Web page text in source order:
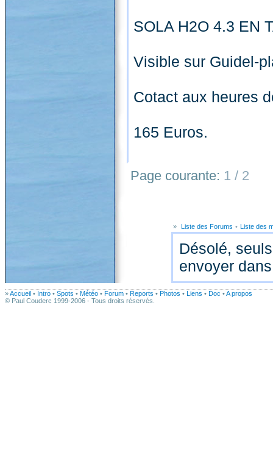
SOLA H2O 4.3 EN
Visible sur Guidel-
Cotact aux heures
165 Euros.
Page courante: 1 / 2
» Liste des Forums • Liste des
Désolé,
envoyer
»Accueil • Intro • Spots • Météo • Forum • Reports • Photos • Liens • Doc •A propos
© Paul Couderc 1999-2006 - Tous droits réservés.